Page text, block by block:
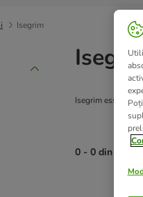
Isegrim
Isegrim esste o
0 - 0 din 0